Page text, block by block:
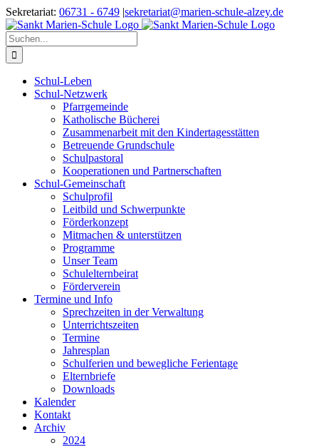
Zum
Inhalt
springen
Sekretariat: 06731 - 6749 |sekretariat@marien-schule-alzey.de
Suche
nach:
Schul-Leben
Schul-Netzwerk
Pfarrgemeinde
Katholische Bücherei
Zusammenarbeit mit den Kindertagesstätten
Betreuende Grundschule
Schulpastoral
Kooperationen und Partnerschaften
Schul-Gemeinschaft
Schulprofil
Leitbild und Schwerpunkte
Förderkonzept
Mitmachen & unterstützen
Programme
Unser Team
Schulelternbeirat
Förderverein
Termine und Info
Sprechzeiten in der Verwaltung
Unterrichtszeiten
Termine
Jahresplan
Schulferien und bewegliche Ferientage
Elternbriefe
Downloads
Kalender
Kontakt
Archiv
2024